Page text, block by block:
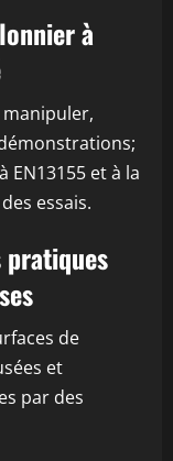
à
EN13155 et à la
essais.
de
et
par des